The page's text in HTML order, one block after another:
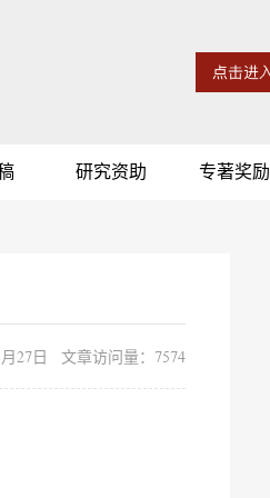
研究资助 专著奖励
27日 文章访问量：7574